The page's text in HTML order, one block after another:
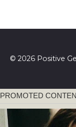
© 2026 Positive